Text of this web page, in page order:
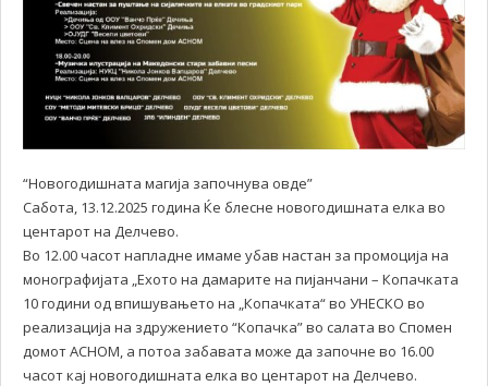
“Новогодишната магија започнува овде”
Сабота, 13.12.2025 година Ќе блесне новогодишната елка во
центарот на Делчево.
Во 12.00 часот напладне имаме убав настан за промоција на
монографијата „Ехото на дамарите на пијанчани – Копачката
10 години од впишувањето на „Копачката“ во УНЕСКО во
реализација на здружението “Копачка” во салата во Спомен
домот АСНОМ, а потоа забавата може да започне во 16.00
часот кај новогодишната елка во центарот на Делчево.